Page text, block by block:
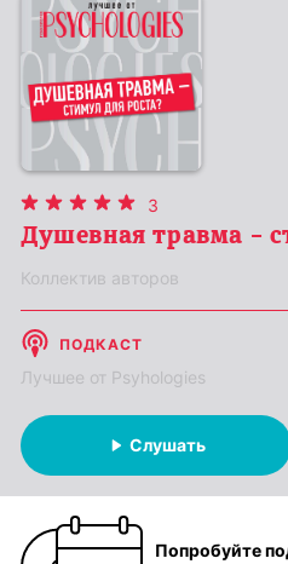
3
Душевная травма –
Коллектив авторов
ПОДКАСТ
Лучшее от Psyhologies
Слушать
Попробуйте